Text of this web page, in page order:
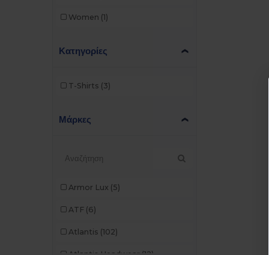
Women (1)
Κατηγορίες
T-Shirts (3)
Μάρκες
Armor Lux (5)
ATF (6)
Atlantis (102)